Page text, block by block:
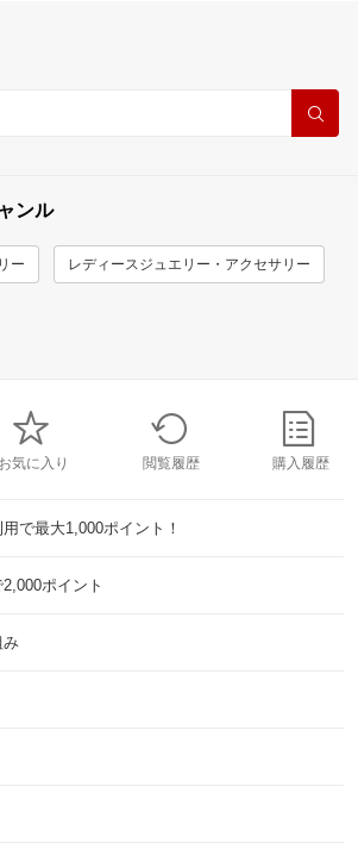
ンル
ー レディースジュエリー・アクセサリー
お気に入り 閲覧履歴 購入履歴
で最大1,000ポイント！
ポイント
み